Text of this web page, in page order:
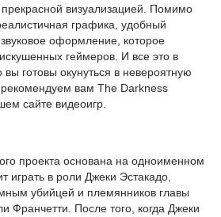
визуализацией. Помимо
графика, удобный
оформление, которое
геймеров. И все это в
вы готовы окунуться в невероятную
вам The Darkness
сайте видеоигр.
проекта основана на одноименном
играть в роли Джеки Эстакадо,
убийцей и племянников главы
Франчетти. После того, когда Джеки